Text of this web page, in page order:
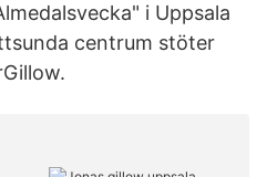
i Uppsala
centrum stöter